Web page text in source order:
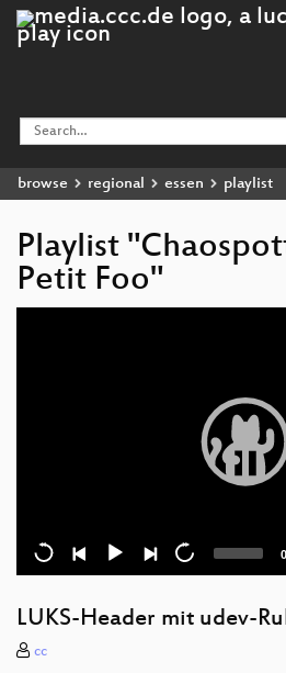
browse regional essen playlist
Playlist
Petit Foo"
LUKS-Header mit udev-
cc